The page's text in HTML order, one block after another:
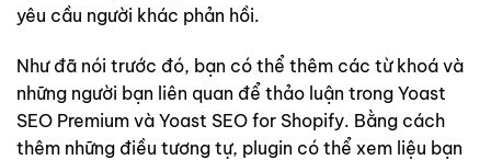
yêu cầu người khác phản hồi.
Như đã nói trước đó, bạn có thể thêm các từ khoá và
những người bạn liên quan để thảo luận trong Yoast
SEO Premium và Yoast SEO for Shopify. Bằng cách
thêm những điều tương tự, plugin có thể xem liệu bạn